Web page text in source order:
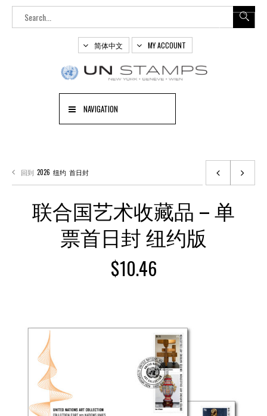
简体中文 MY ACCOUNT
NAVIGATION
回到 2026 纽约 首日封
联合国艺术收藏品 – 单
票首日封 纽约版
$10.46